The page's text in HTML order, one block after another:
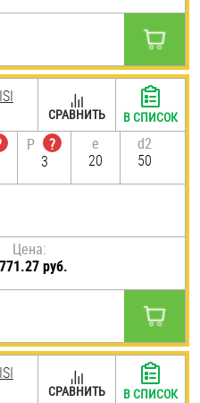
P
?
3
e
20
d2
50
Цена:
руб.
СРАВНИТЬ В СПИСОК
СРАВНИТЬ В СПИСОК